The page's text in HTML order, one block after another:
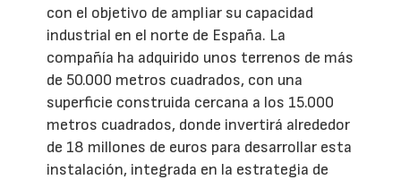
con el objetivo de ampliar su capacidad
industrial en el norte de España. La
compañía ha adquirido unos terrenos de más
de 50.000 metros cuadrados, con una
superficie construida cercana a los 15.000
metros cuadrados, donde invertirá alrededor
de 18 millones de euros para desarrollar esta
instalación, integrada en la estrategia de